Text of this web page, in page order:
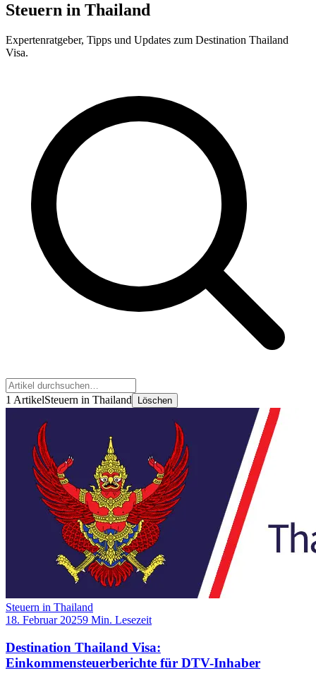
Steuern in Thailand
Expertenratgeber, Tipps und Updates zum Destination Thailand
Visa.
1 ArtikelSteuern in Thailand Löschen
Steuern in Thailand
18. Februar 20259 Min. Lesezeit
Destination Thailand Visa:
Einkommensteuerberichte für DTV-Inhaber